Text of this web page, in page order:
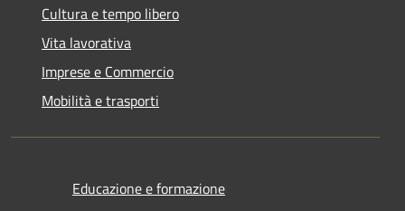
Cultura e tempo libero
Vita lavorativa
Imprese e Commercio
Mobilità e trasporti
Educazione e formazione